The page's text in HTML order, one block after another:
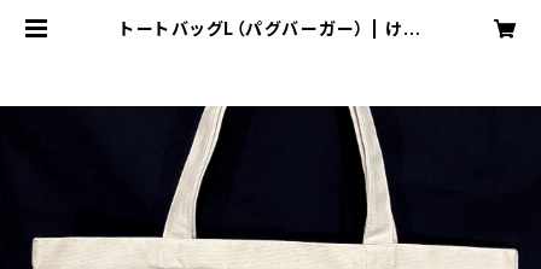
トートバッグL（パグバーガー） | けい